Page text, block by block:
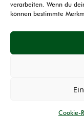
verarbeiten. Wenn du
können bestimmte
Cookie-